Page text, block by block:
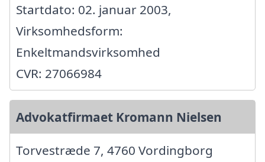
Startdato: 02. januar 2003,
Virksomhedsform:
Enkeltmandsvirksomhed
CVR: 27066984
Advokatfirmaet Kromann Nielsen
Torvestræde 7, 4760 Vordingborg